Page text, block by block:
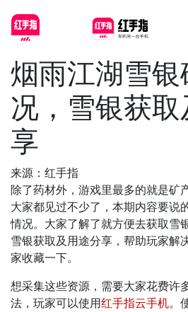
烟雨江湖雪
况，雪银获
享
来源：红手指
除了药材外，游戏里最多的就是矿
大家都见过不少了，本期内容要说
情况。大家了解了就方便去获取雪
雪银获取及用途分享，帮助玩家解
家收藏一下。
想采集这些资源，需要大家花费许
法，玩家可以使用红手指云手机。